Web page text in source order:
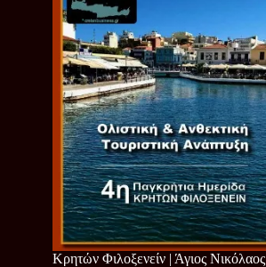
Κρητών Φιλοξενείν | Άγιος Νικόλαος